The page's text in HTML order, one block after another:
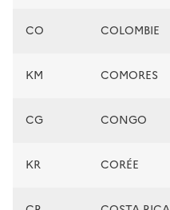
CO COLOMBIE
KM COMORES
CG CONGO
KR CORÉE